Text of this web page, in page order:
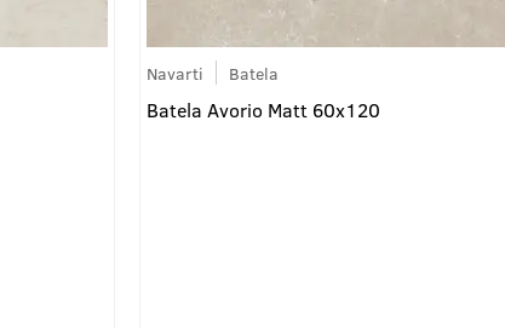
Navarti Batela
Batela Avorio Matt 60x120